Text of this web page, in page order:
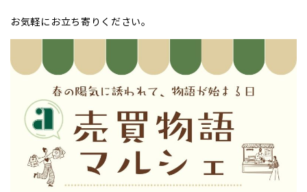
お気軽にお立ち寄りください。